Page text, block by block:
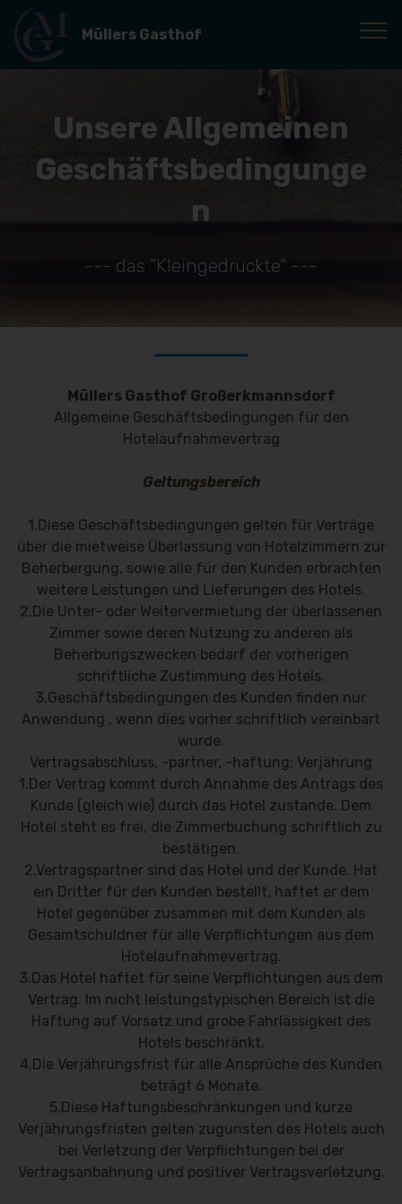
Müllers Gasthof
Unsere Allgemeinen
Geschäftsbedingunge
n
--- das "Kleingedruckte" ---
Müllers Gasthof Großerkmannsdorf
Allgemeine Geschäftsbedingungen für den
Hotelaufnahmevertrag
Geltungsbereich
1.Diese Geschäftsbedingungen gelten für Verträge
über die mietweise Überlassung von Hotelzimmern zur
Beherbergung, sowie alle für den Kunden erbrachten
weitere Leistungen und Lieferungen des Hotels.
2.Die Unter- oder Weitervermietung der überlassenen
Zimmer sowie deren Nutzung zu anderen als
Beherbungszwecken bedarf der vorherigen
schriftliche Zustimmung des Hotels.
3.Geschäftsbedingungen des Kunden finden nur
Anwendung , wenn dies vorher schriftlich vereinbart
wurde.
Vertragsabschluss, -partner, -haftung; Verjährung
1.Der Vertrag kommt durch Annahme des Antrags des
Kunde (gleich wie) durch das Hotel zustande. Dem
Hotel steht es frei, die Zimmerbuchung schriftlich zu
bestätigen.
2.Vertragspartner sind das Hotel und der Kunde. Hat
ein Dritter für den Kunden bestellt, haftet er dem
Hotel gegenüber zusammen mit dem Kunden als
Gesamtschuldner für alle Verpflichtungen aus dem
Hotelaufnahmevertrag.
3.Das Hotel haftet für seine Verpflichtungen aus dem
Vertrag. Im nicht leistungstypischen Bereich ist die
Haftung auf Vorsatz und grobe Fahrlässigkeit des
Hotels beschränkt.
4.Die Verjährungsfrist für alle Ansprüche des Kunden
beträgt 6 Monate.
5.Diese Haftungsbeschränkungen und kurze
Verjährungsfristen gelten zugunsten des Hotels auch
bei Verletzung der Verpflichtungen bei der
Vertragsanbahnung und positiver Vertragsverletzung.